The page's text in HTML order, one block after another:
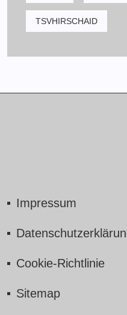
TSVHIRSCHAID
Impressum
Cookie-Richtlinie
Sitemap